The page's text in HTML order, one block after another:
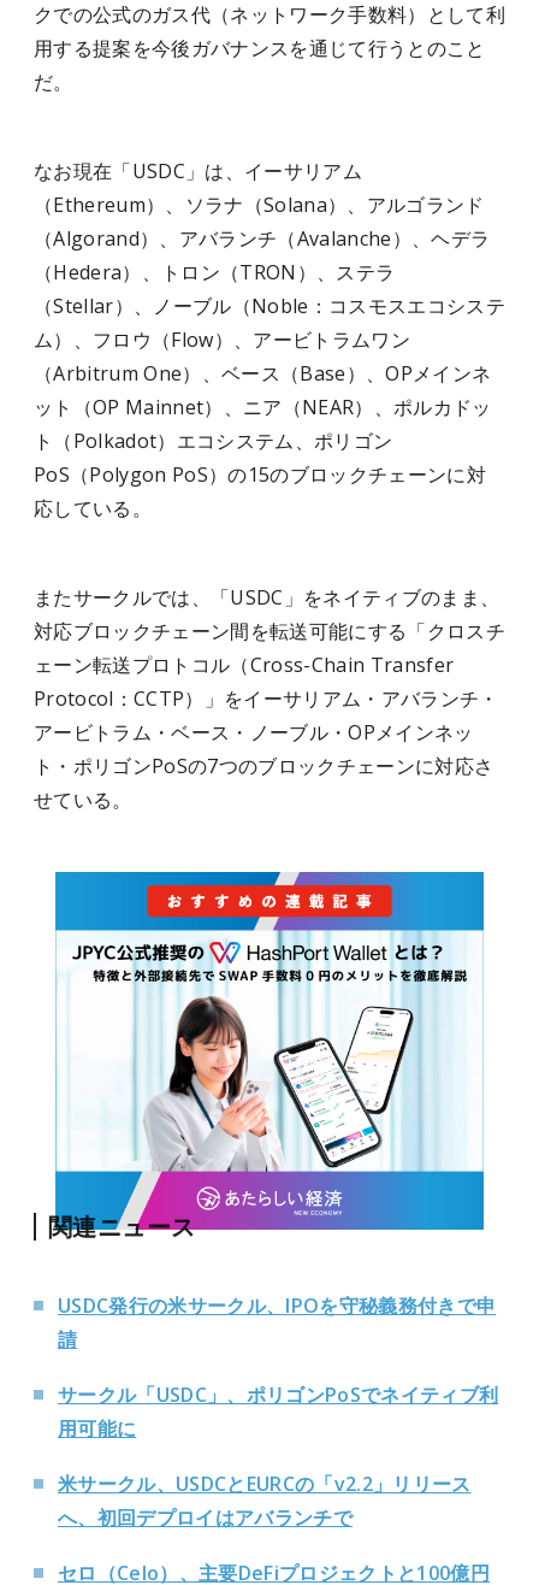
クでの公式のガス代（ネットワーク手数料）として利
用する提案を今後ガバナンスを通じて行うとのこと
だ。
なお現在「USDC」は、イーサリアム
（Ethereum）、ソラナ（Solana）、アルゴランド
（Algorand）、アバランチ（Avalanche）、ヘデラ
（Hedera）、トロン（TRON）、ステラ
（Stellar）、ノーブル（Noble：コスモスエコシステ
ム）、フロウ（Flow）、アービトラムワン
（Arbitrum One）、ベース（Base）、OPメインネ
ット（OP Mainnet）、ニア（NEAR）、ポルカドッ
ト（Polkadot）エコシステム、ポリゴン
PoS（Polygon PoS）の15のブロックチェーンに対
応している。
またサークルでは、「USDC」をネイティブのまま、
対応ブロックチェーン間を転送可能にする「クロスチ
ェーン転送プロトコル（Cross-Chain Transfer
Protocol：CCTP）」をイーサリアム・アバランチ・
アービトラム・ベース・ノーブル・OPメインネッ
ト・ポリゴンPoSの7つのブロックチェーンに対応さ
せている。
関連ニュース
USDC発行の米サークル、IPOを守秘義務付きで申
請
サークル「USDC」、ポリゴンPoSでネイティブ利
用可能に
米サークル、USDCとEURCの「v2.2」リリース
へ、初回デプロイはアバランチで
セロ（Celo）、主要DeFiプロジェクトと100億円